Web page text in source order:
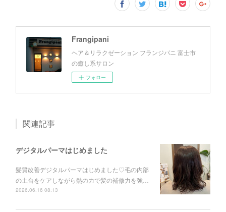
Frangipani
ヘア＆リラクゼーション フランジパニ 富士市
の癒し系サロン
フォロー
関連記事
デジタルパーマはじめました
髪質改善デジタルパーマはじめました♡毛の内部
の土台をケアしながら熱の力で髪の補修力を強…
2026.06.16 08:13